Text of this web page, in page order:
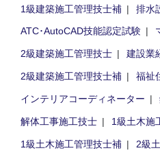
1級建築施工管理技士補
排水
ATC･AutoCAD技能認定試験
2級建築施工管理技士
建設業
2級建築施工管理技士補
福祉
インテリアコーディネーター
解体工事施工技士
1級土木施
1級土木施工管理技士補
2級